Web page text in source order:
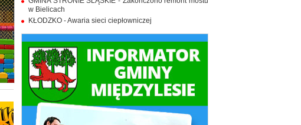
w Bielicach
KŁODZKO - Awaria sieci ciepłowniczej